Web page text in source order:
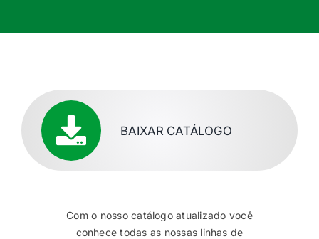
BAIXAR CATÁLOGO
Com o nosso catálogo atualizado você
conhece todas as nossas linhas de